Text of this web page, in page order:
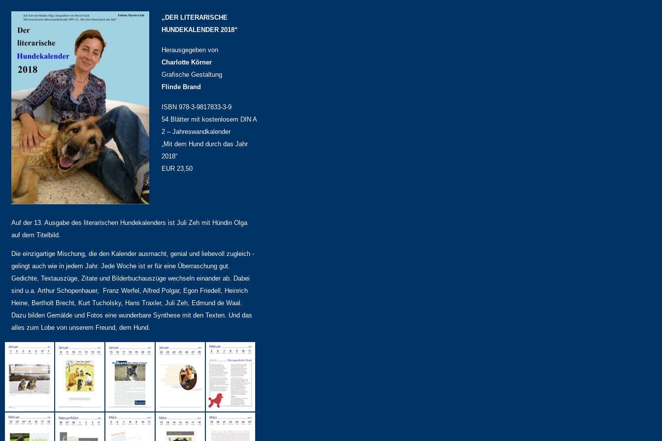
„DER LITERARISCHE
HUNDEKALENDER 2018“
Herausgegeben von
Charlotte Körner
Grafische Gestaltung
Flinde Brand
ISBN 978-3-9817833-3-9
54 Blätter mit kostenlosem DIN A
2 – Jahreswandkalender
„Mit dem Hund durch das Jahr
2018“
EUR 23,50
Auf der 13. Ausgabe des literarischen Hundekalenders ist Juli Zeh mit Hündin Olga
auf dem Titelbild.
Die einzigartige Mischung, die den Kalender ausmacht, genial und liebevoll zugleich -
gelingt auch wie in jedem Jahr. Jede Woche ist er für eine Überraschung gut.
Gedichte, Textauszüge, Zitate und Bilderbuchauszüge wechseln einander ab. Dabei
sind u.a. Arthur Schopenhauer, Franz Werfel, Alfred Polgar, Egon Friedell, Heinrich
Heine, Bertholt Brecht, Kurt Tucholsky, Hans Traxler, Juli Zeh, Edmund de Waal.
Dazu bilden Gemälde und Fotos eine wunderbare Synthese mit den Texten. Und das
alles zum Lobe von unserem Freund, dem Hund.